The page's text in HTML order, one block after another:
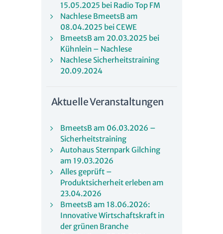
15.05.2025 bei Radio Top FM
Nachlese BmeetsB am
08.04.2025 bei CEWE
BmeetsB am 20.03.2025 bei
Kühnlein – Nachlese
Nachlese Sicherheitstraining
20.09.2024
Aktuelle Veranstaltungen
BmeetsB am 06.03.2026 –
Sicherheitstraining
Autohaus Sternpark Gilching
am 19.03.2026
Alles geprüft –
Produktsicherheit erleben am
23.04.2026
BmeetsB am 18.06.2026:
Innovative Wirtschaftskraft in
der grünen Branche